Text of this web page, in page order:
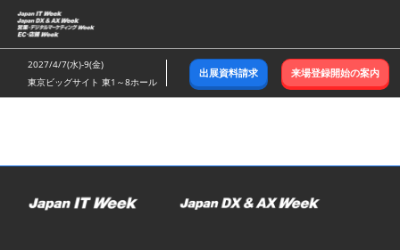
ス
キ
ッ
し
む
2027/4/7(水)-9(金)
東京ビッグサイト 東1～8ホール
出展資料請求 来場登録開始の案内